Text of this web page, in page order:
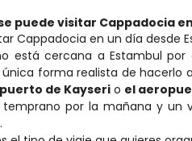
puede visitar Cappadocia
Cappadocia en un día desde
está cercana a Estambul
única forma realista de hacerlo
de Kayseri o el
por la mañana y un